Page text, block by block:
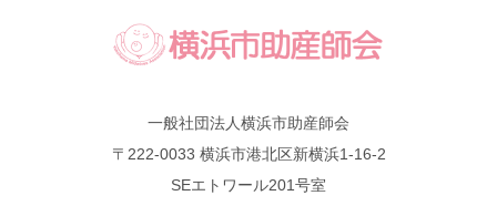
一般社団法人横浜市助産師会
〒222-0033 横浜市港北区新横浜1-16-2
SEエトワール201号室